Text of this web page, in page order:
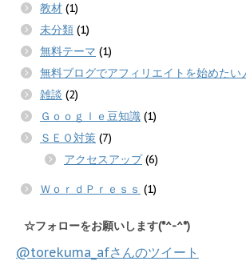
教材 (1)
未分類 (1)
無料テーマ (1)
無料ブログでアフィリエイトを始めたい
雑談 (2)
Ｇｏｏｇｌｅ豆知識 (1)
ＳＥＯ対策 (7)
アクセスアップ(6)
ＷｏｒｄＰｒｅｓｓ (1)
☆フォローをお願いします(*^-^*)
@torekuma_afさんのツイート